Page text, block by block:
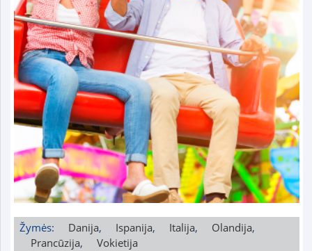
Žymės: Danija, Ispanija, Italija, Olandija,
Prancūzija, Vokietija